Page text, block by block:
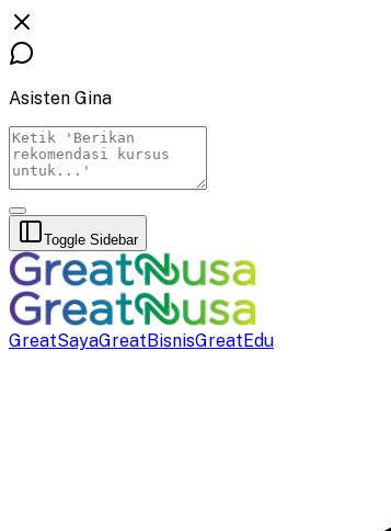
Asisten Gina
Toggle Sidebar
GreatSayaGreatBisnisGreatEdu